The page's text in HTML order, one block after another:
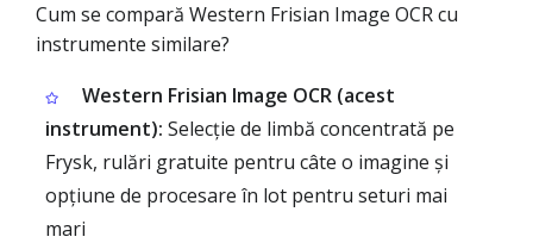
Cum se compară Western Frisian Image OCR cu
instrumente similare?
Western Frisian Image OCR (acest
instrument): Selecție de limbă concentrată pe
Frysk, rulări gratuite pentru câte o imagine și
opțiune de procesare în lot pentru seturi mai
mari